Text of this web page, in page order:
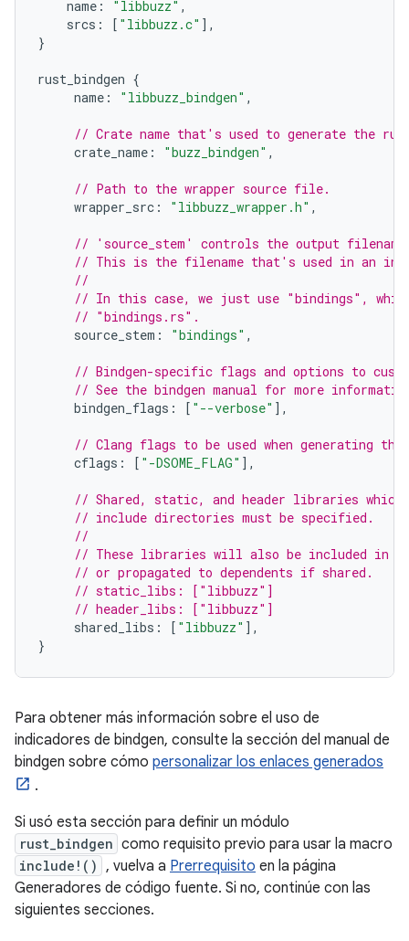
name : "libbuzz" ,
srcs : [ "libbuzz.c" ],
}
rust_bindgen {
name : "libbuzz_bindgen" ,
// Crate name that's used to generate the
crate_name : "buzz_bindgen" ,
// Path to the wrapper source file.
wrapper_src : "libbuzz_wrapper.h" ,
// 'source_stem' controls the output
// This is the filename that's used in an
//
// In this case, we just use "bindings", which
// "bindings.rs".
source_stem : "bindings" ,
// Bindgen-specific flags and options to
// See the bindgen manual for more
bindgen_flags : [ "--verbose" ],
// Clang flags to be used when generating
cflags : [ "-DSOME_FLAG" ],
// Shared, static, and header libraries which
// include directories must be specified.
//
// These libraries will also be included in
// or propagated to dependents if shared.
// static_libs: ["libbuzz"]
// header_libs: ["libbuzz"]
shared_libs : [ "libbuzz" ],
}
Para obtener más información sobre el uso de
indicadores de bindgen, consulte la sección del manual de
bindgen sobre cómo personalizar los enlaces generados
.
Si usó esta sección para definir un módulo
rust_bindgen como requisito previo para usar la macro
include!() , vuelva a Prerrequisito en la página
Generadores de código fuente. Si no, continúe con las
siguientes secciones.